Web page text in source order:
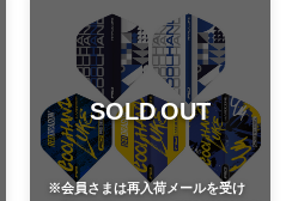
SOLD OUT
※会員さまは再入荷メールを受け